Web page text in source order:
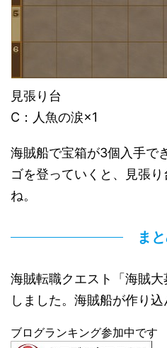
見張り台
C：人魚の涙×1
海賊船で宝箱が3個入手で
ゴを登っていくと、見張
ね。
ま
海賊転職クエスト「海賊
しました。海賊船が作り込
ブログランキング参加中です